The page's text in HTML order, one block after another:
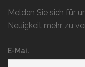
Melden Sie sich für
Neuigkeit mehr zu
E-Mail